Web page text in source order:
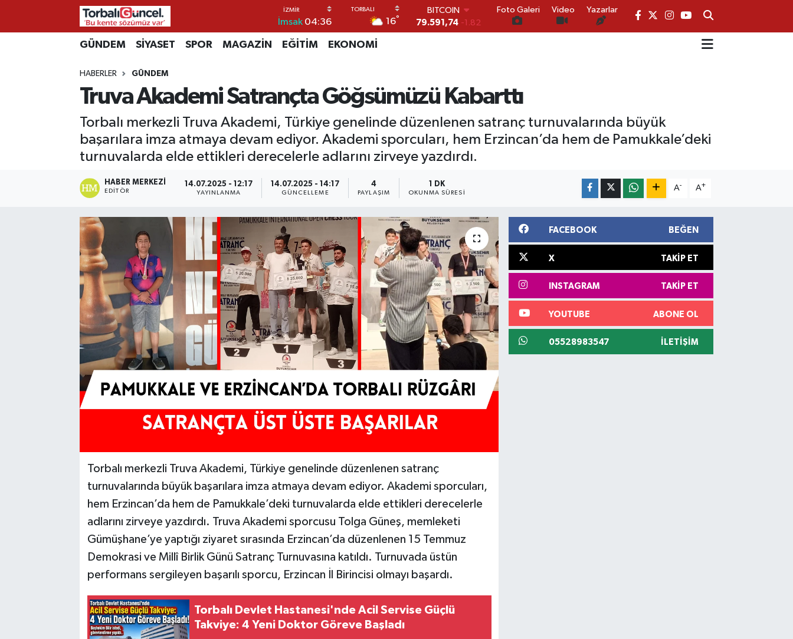
İmsak 04:36 16°
79.591,74
DOLAR
61,60380
0.18
G.ALTIN
BİST100
14.598,00 0
Foto Galeri Video Yazarlar
GÜNDEM SİYASET SPOR MAGAZİN EĞİTİM EKONOMİ
HABERLER GÜNDEM
Truva Akademi Satrançta Göğsümüzü Kabarttı
Torbalı merkezli Truva Akademi, Türkiye genelinde düzenlenen satranç turnuvalarında büyük
başarılara imza atmaya devam ediyor. Akademi sporcuları, hem Erzincan’da hem de Pamukkale’deki
turnuvalarda elde ettikleri derecelerle adlarını zirveye yazdırdı.
HABER MERKEZI
EDITÖR
14.07.2025 - 12:17
YAYINLANMA
14.07.2025 - 14:17
GÜNCELLEME
4
PAYLAŞIM
1 DK
OKUNMA SÜRESI
A- A+
Torbalı merkezli Truva Akademi, Türkiye genelinde düzenlenen satranç
turnuvalarında büyük başarılara imza atmaya devam ediyor. Akademi sporcuları,
hem Erzincan’da hem de Pamukkale’deki turnuvalarda elde ettikleri derecelerle
adlarını zirveye yazdırdı. Truva Akademi sporcusu Tolga Güneş, memleketi
Gümüşhane’ye yaptığı ziyaret sırasında Erzincan’da düzenlenen 15 Temmuz
Demokrasi ve Millî Birlik Günü Satranç Turnuvasına katıldı. Turnuvada üstün
performans sergileyen başarılı sporcu, Erzincan İl Birincisi olmayı başardı.
Torbalı Devlet Hastanesi'nde Acil Servise Güçlü
Takviye: 4 Yeni Doktor Göreve Başladı
FACEBOOK BEĞEN
X TAKIP ET
INSTAGRAM TAKIP ET
YOUTUBE ABONE OL
05528983547 İLETIŞIM
İzmir Nöbetçi Eczaneler
İzmir Hava Durumu
İzmir Namaz Vakitleri
İzmir Trafik Yoğunluk Haritası
Tüm Manşetler
Son Dakika Haberleri
Haber Arşivi